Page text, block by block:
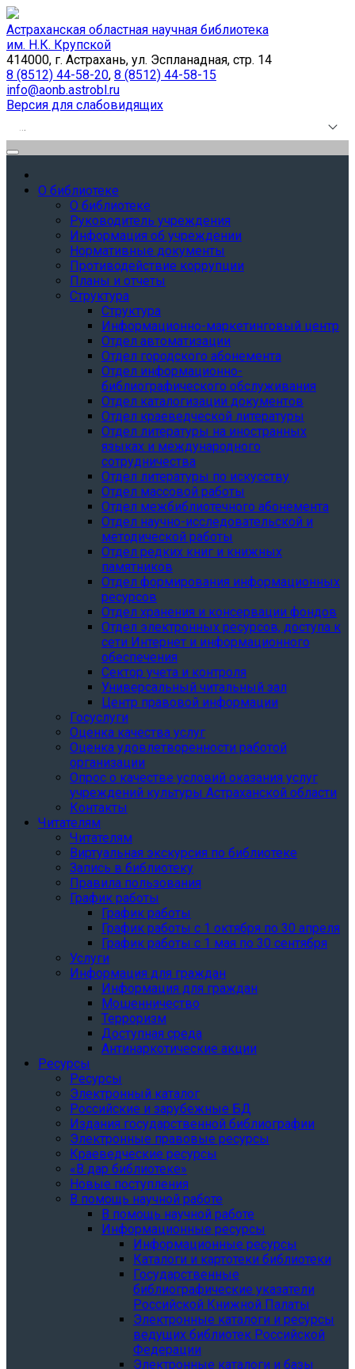
Астраханская областная научная библиотека
им. Н.К. Крупской
414000, г. Астрахань, ул. Эспланадная, стр. 14
8 (8512) 44-58-20, 8 (8512) 44-58-15
info@aonb.astrobl.ru
Версия для слабовидящих
...
О библиотеке
О библиотеке
Руководитель учреждения
Информация об учреждении
Нормативные документы
Противодействие коррупции
Планы и отчеты
Структура
Структура
Информационно-маркетинговый центр
Отдел автоматизации
Отдел городского абонемента
Отдел информационно-
библиографического обслуживания
Отдел каталогизации документов
Отдел краеведческой литературы
Отдел литературы на иностранных
языках и международного
сотрудничества
Отдел литературы по искусству
Отдел массовой работы
Отдел межбиблиотечного абонемента
Отдел научно-исследовательской и
методической работы
Отдел редких книг и книжных
памятников
Отдел формирования информационных
ресурсов
Отдел хранения и консервации фондов
Отдел электронных ресурсов, доступа к
сети Интернет и информационного
обеспечения
Сектор учета и контроля
Универсальный читальный зал
Центр правовой информации
Госуслуги
Оценка качества услуг
Оценка удовлетворенности работой
организации
Опрос о качестве условий оказания услуг
учреждений культуры Астраханской области
Контакты
Читателям
Читателям
Виртуальная экскурсия по библиотеке
Запись в библиотеку
Правила пользования
График работы
График работы
График работы с 1 октября по 30 апреля
График работы с 1 мая по 30 сентября
Услуги
Информация для граждан
Информация для граждан
Мошенничество
Терроризм
Доступная среда
Антинаркотические акции
Ресурсы
Ресурсы
Электронный каталог
Российские и зарубежные БД
Издания государственной библиографии
Электронные правовые ресурсы
Краеведческие ресурсы
«В дар библиотеке»
Новые поступления
В помощь научной работе
В помощь научной работе
Информационные ресурсы
Информационные ресурсы
Каталоги и картотеки библиотеки
Государственные
библиографические указатели
Российской Книжной Палаты
Электронные каталоги и ресурсы
ведущих библиотек Российской
Федерации
Электронные каталоги и базы